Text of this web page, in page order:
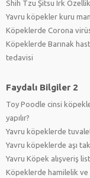
Shih Tzu Şitsu Irk
Yavru köpekler kuru
Köpeklerde Corona
Köpeklerde Barınak
tedavisi
Faydalı Bilgiler 2
Toy Poodle cinsi
yapılır?
Yavru köpeklerde
Yavru köpeklerde aşı
Yavru Köpek alışveriş
Köpeklerde hamilelik ve